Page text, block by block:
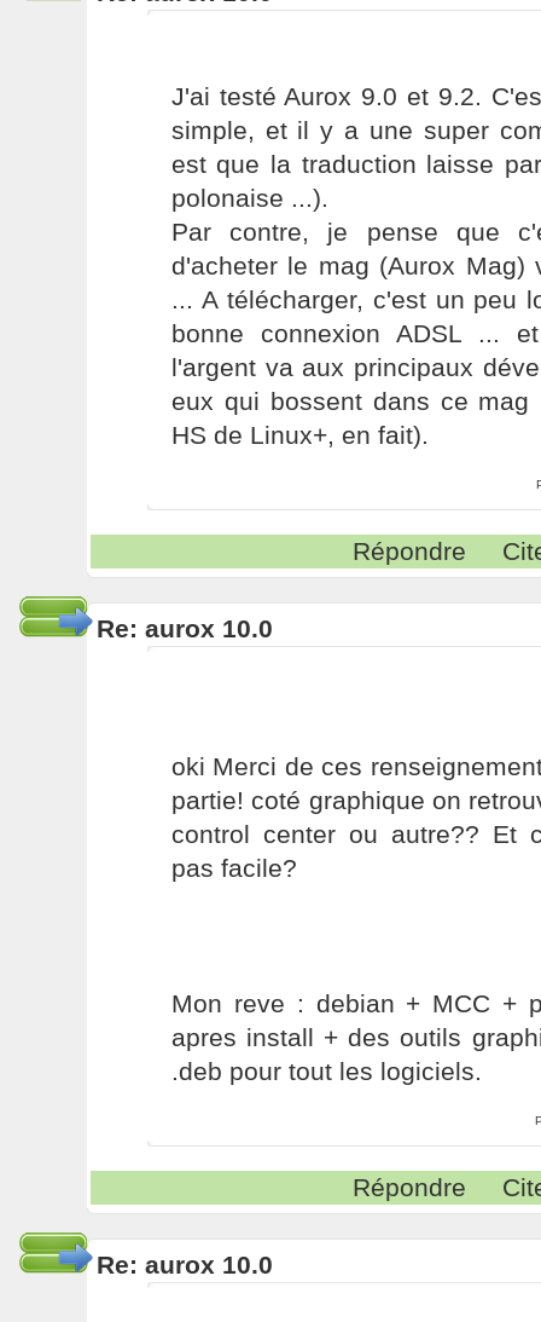
J'ai testé Aurox 9.0 et 9.2.
simple, et il y a une super
est que la traduction laisse
polonaise ...).
Par contre, je pense que
d'acheter le mag (Aurox Mag)
... A télécharger, c'est un peu
bonne connexion ADSL ...
l'argent va aux principaux
eux qui bossent dans ce
HS de Linux+, en fait).
Répondre
Re: aurox 10.0
oki Merci de ces
partie! coté graphique on
control center ou autre?? Et
pas facile?
Mon reve : debian + MCC +
apres install + des outils
.deb pour tout les logiciels.
Répondre
Re: aurox 10.0